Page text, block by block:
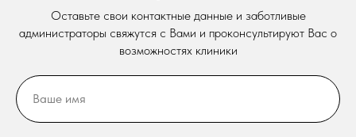
Оставьте свои контактные данные и заботливые
администраторы свяжутся с Вами и проконсультируют Вас о
возможностях клиники